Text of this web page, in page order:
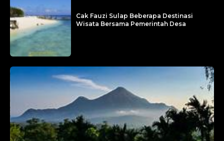
Cak Fauzi Sulap Beberapa Destinasi
Wisata Bersama Pemerintah Desa